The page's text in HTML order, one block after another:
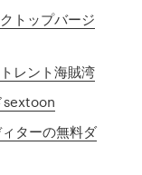
トップバージ
レント海賊湾
sextoon
ターの無料ダ